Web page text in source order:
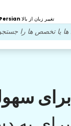
Persian تغییر زبان از بالا
برای